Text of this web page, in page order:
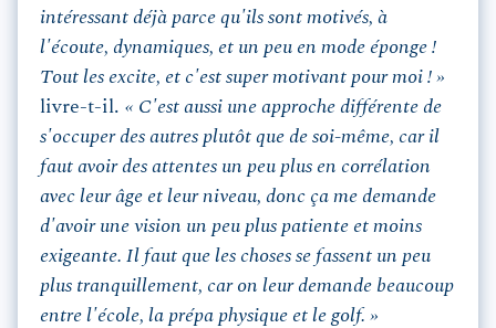
intéressant déjà parce qu'ils sont motivés, à
l'écoute, dynamiques, et un peu en mode éponge !
Tout les excite, et c'est super motivant pour moi ! »
livre-t-il. « C'est aussi une approche différente de
s'occuper des autres plutôt que de soi-même, car il
faut avoir des attentes un peu plus en corrélation
avec leur âge et leur niveau, donc ça me demande
d'avoir une vision un peu plus patiente et moins
exigeante. Il faut que les choses se fassent un peu
plus tranquillement, car on leur demande beaucoup
entre l'école, la prépa physique et le golf. »